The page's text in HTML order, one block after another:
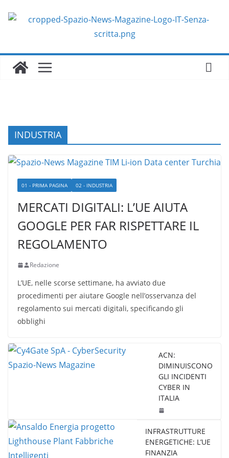
INDUSTRIA
01 - PRIMA PAGINA 02 - INDUSTRIA
MERCATI DIGITALI: L’UE AIUTA
GOOGLE PER FAR RISPETTARE IL
REGOLAMENTO
Redazione
L’UE, nelle scorse settimane, ha avviato due
procedimenti per aiutare Google nell’osservanza del
regolamento sui mercati digitali, specificando gli
obblighi
ACN:
DIMINUISCONO
GLI INCIDENTI
CYBER IN
ITALIA
INFRASTRUTTURE
ENERGETICHE: L’UE
FINANZIA